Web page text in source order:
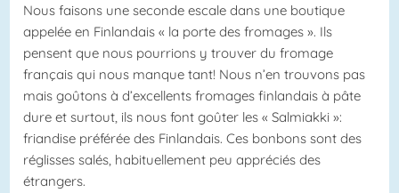
Nous faisons une seconde escale dans une boutique
appelée en Finlandais « la porte des fromages ». Ils
pensent que nous pourrions y trouver du fromage
français qui nous manque tant! Nous n’en trouvons pas
mais goûtons à d’excellents fromages finlandais à pâte
dure et surtout, ils nous font goûter les « Salmiakki »:
friandise préférée des Finlandais. Ces bonbons sont des
réglisses salés, habituellement peu appréciés des
étrangers.